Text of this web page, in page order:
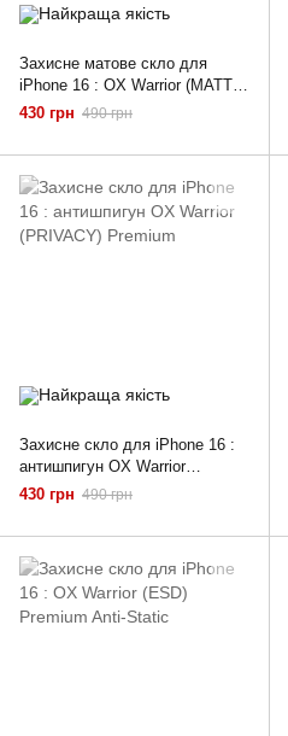
Захисне матове скло для
iPhone 16 : OX Warrior (MATT)
Premium
430 грн 490 грн
Захисне скло для iPhone 16 :
антишпигун OX Warrior
(PRIVACY) Premium
430 грн 490 грн